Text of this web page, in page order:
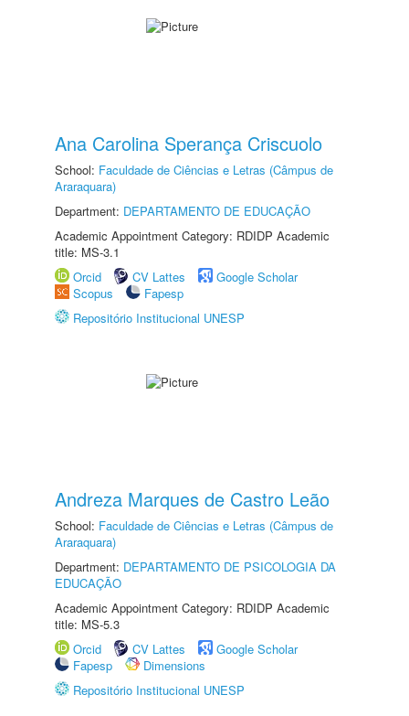
Ana Carolina Sperança Criscuolo
School: Faculdade de Ciências e Letras (Câmpus de
Araraquara)
Department: DEPARTAMENTO DE EDUCAÇÃO
Academic Appointment Category: RDIDP Academic
title: MS-3.1
Orcid
CV Lattes
Google Scholar
Scopus
Fapesp
Repositório Institucional UNESP
Andreza Marques de Castro Leão
School: Faculdade de Ciências e Letras (Câmpus de
Araraquara)
Department: DEPARTAMENTO DE PSICOLOGIA DA
EDUCAÇÃO
Academic Appointment Category: RDIDP Academic
title: MS-5.3
Orcid
CV Lattes
Google Scholar
Fapesp
Dimensions
Repositório Institucional UNESP